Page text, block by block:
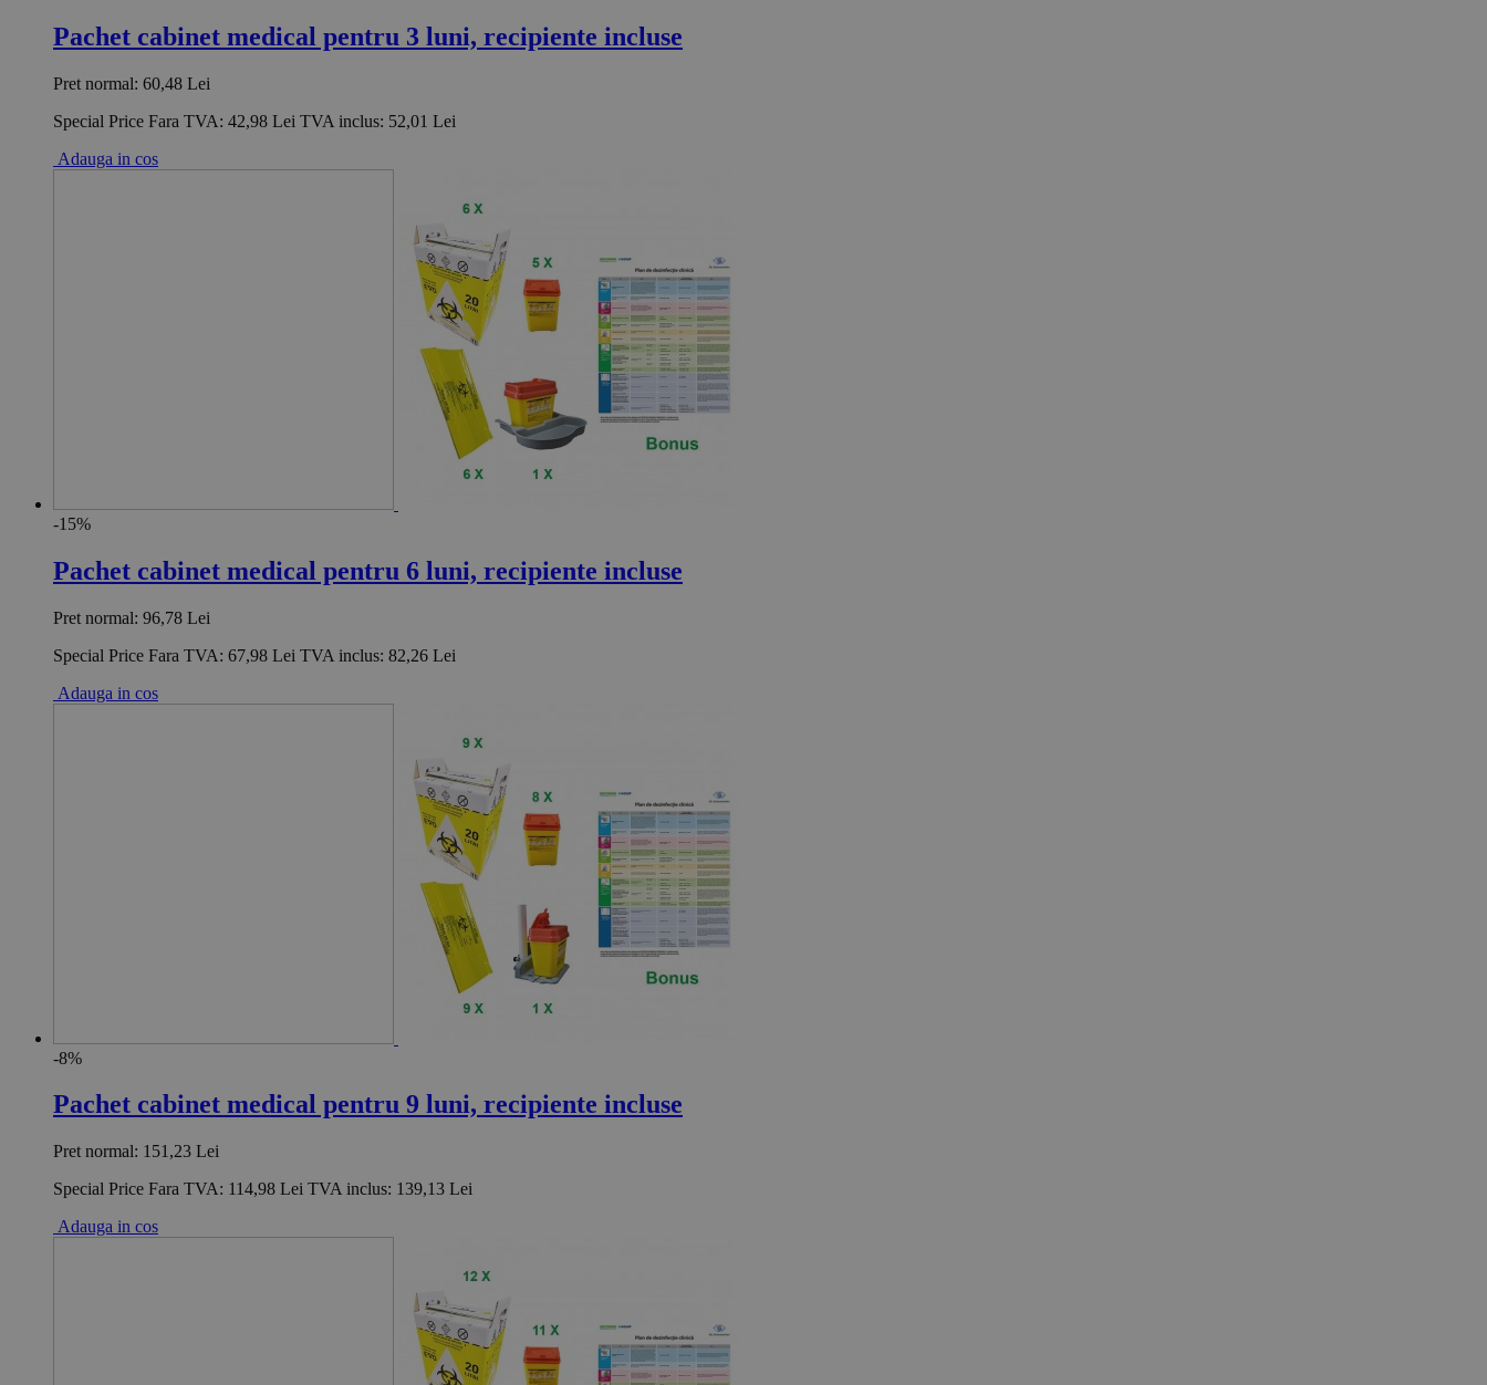
Pachet cabinet medical pentru 3 luni, recipiente incluse
Pret normal: 60,48 Lei
Special Price Fara TVA: 42,98 Lei TVA inclus: 52,01 Lei
Adauga in cos
-15%
Pachet cabinet medical pentru 6 luni, recipiente incluse
Pret normal: 96,78 Lei
Special Price Fara TVA: 67,98 Lei TVA inclus: 82,26 Lei
Adauga in cos
-8%
Pachet cabinet medical pentru 9 luni, recipiente incluse
Pret normal: 151,23 Lei
Special Price Fara TVA: 114,98 Lei TVA inclus: 139,13 Lei
Adauga in cos